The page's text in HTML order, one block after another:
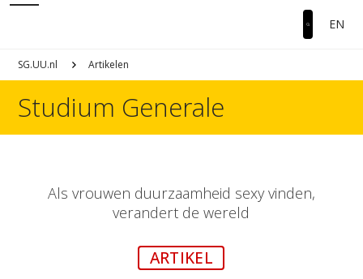
EN
SG.UU.nl Artikelen
Studium Generale
Als vrouwen duurzaamheid sexy vinden,
verandert de wereld
ARTIKEL